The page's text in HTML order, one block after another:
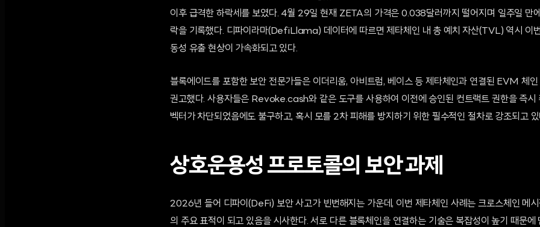
이후 급격한 하락세를 보였다. 4월 29일 현재 ZETA의 가격은 0.038달러까지 떨어지며 일주일 만
락을 기록했다. 디파이라마(DefiLlama) 데이터에 따르면 제타체인 내 총 예치 자산(TVL) 역시 이
동성 유출 현상이 가속화되고 있다.
블록에이드를 포함한 보안 전문가들은 이더리움, 아비트럼, 베이스 등 제타체인과 연결된 EVM 체
권고했다. 사용자들은 Revoke.cash와 같은 도구를 사용하여 이전에 승인된 컨트랙트 권한을 즉시
벡터가 차단되었음에도 불구하고, 혹시 모를 2차 피해를 방지하기 위한 필수적인 절차로 강조되고 있
상호운용성 프로토콜의 보안 과제
2026년 들어 디파이(DeFi) 보안 사고가 빈번해지는 가운데, 이번 제타체인 사례는 크로스체인 메
의 주요 표적이 되고 있음을 시사한다. 서로 다른 블록체인을 연결하는 기술은 복잡성이 높기 때문에